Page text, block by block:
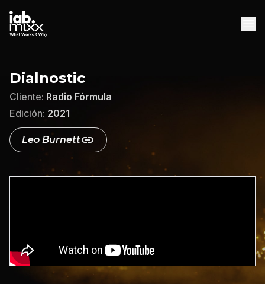
INICIO
AGENCIAS
DESCARGAS
DESCARGAR WHITEPAPER
Dialnostic
Cliente: Radio Fórmula
Edición: 2021
Leo Burnett